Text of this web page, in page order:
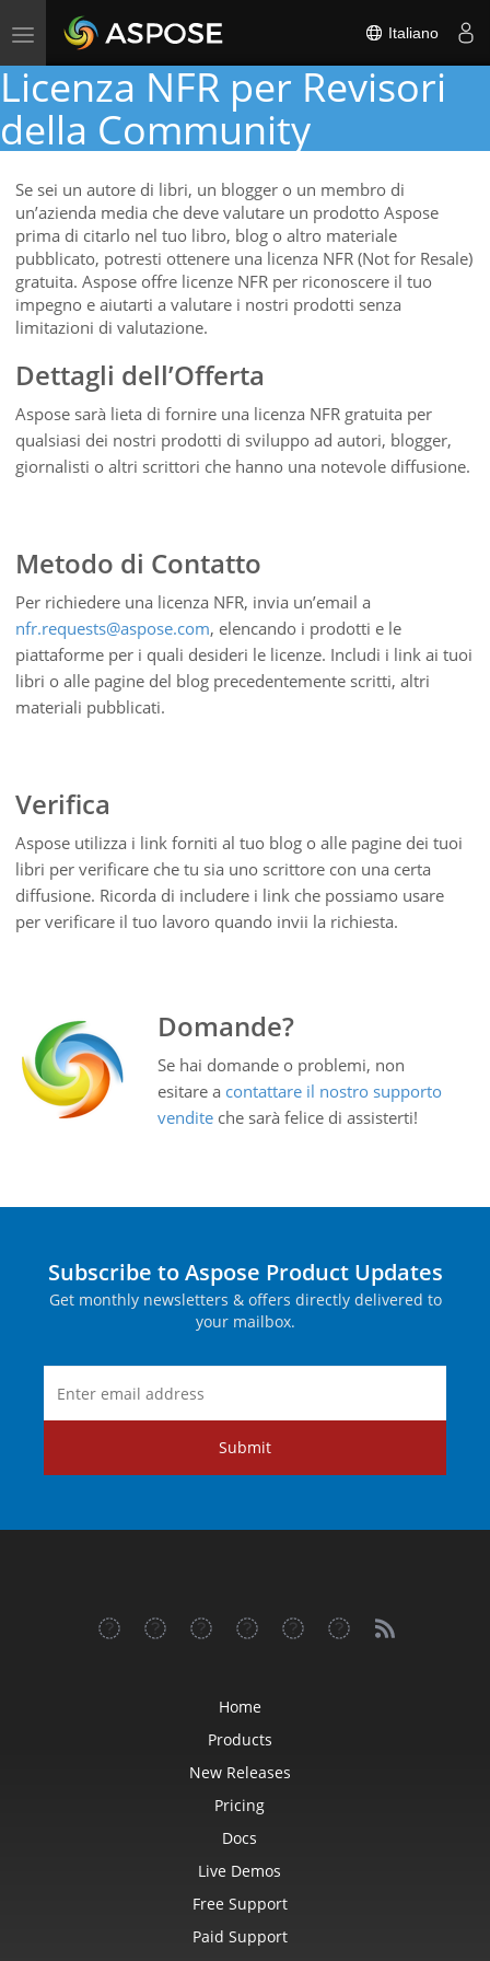
Toggle
navigation
Italiano
Licenza NFR per Revisori
della Community
Se sei un autore di libri, un blogger o un membro di
un’azienda media che deve valutare un prodotto Aspose
prima di citarlo nel tuo libro, blog o altro materiale
pubblicato, potresti ottenere una licenza NFR (Not for Resale)
gratuita. Aspose offre licenze NFR per riconoscere il tuo
impegno e aiutarti a valutare i nostri prodotti senza
limitazioni di valutazione.
Dettagli dell’Offerta
Aspose sarà lieta di fornire una licenza NFR gratuita per
qualsiasi dei nostri prodotti di sviluppo ad autori, blogger,
giornalisti o altri scrittori che hanno una notevole diffusione.
Metodo di Contatto
Per richiedere una licenza NFR, invia un’email a
nfr.requests@aspose.com, elencando i prodotti e le
piattaforme per i quali desideri le licenze. Includi i link ai tuoi
libri o alle pagine del blog precedentemente scritti, altri
materiali pubblicati.
Verifica
Aspose utilizza i link forniti al tuo blog o alle pagine dei tuoi
libri per verificare che tu sia uno scrittore con una certa
diffusione. Ricorda di includere i link che possiamo usare
per verificare il tuo lavoro quando invii la richiesta.
Domande?
Se hai domande o problemi, non
esitare a contattare il nostro supporto
vendite che sarà felice di assisterti!
Subscribe to Aspose Product Updates
Get monthly newsletters & offers directly delivered to
your mailbox.
Submit
Home
Products
New Releases
Pricing
Docs
Live Demos
Free Support
Paid Support